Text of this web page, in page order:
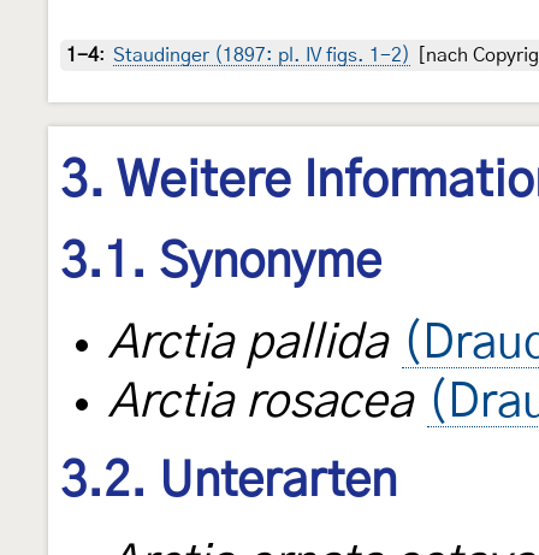
1-4: Staudinger (1897: pl. IV figs. 1-2) [nach
3. Weitere
3.1. Synonyme
Arctia pallida
Arctia rosacea
3.2. Unterarten